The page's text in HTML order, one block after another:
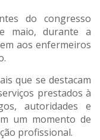
do congresso
maio, durante a
aos enfermeiros
que se destacam
prestados à
autoridades e
um momento de
profissional.